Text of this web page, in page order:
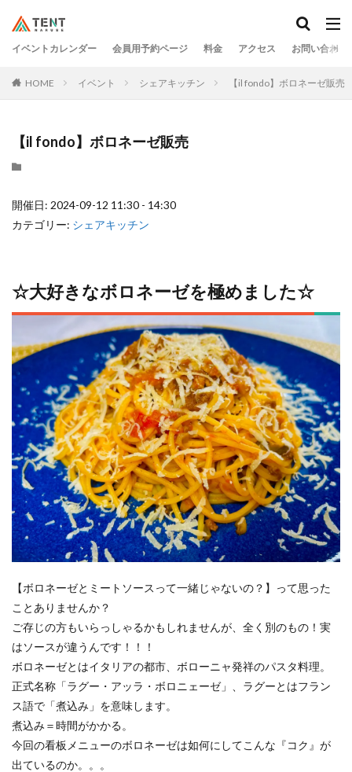
イベントカレンダー 会員用予約ページ 料金 アクセス お問い合わせ
HOME イベント シェアキッチン 【il fondo】ボロネーゼ販売
【il fondo】ボロネーゼ販売
開催日: 2024-09-12 11:30 - 14:30
カテゴリー: シェアキッチン
☆大好きなボロネーゼを極めました☆
【ボロネーゼとミートソースって一緒じゃないの？】って思った
ことありませんか？
ご存じの方もいらっしゃるかもしれませんが、全く別のもの！実
はソースが違うんです！！！
ボロネーゼとはイタリアの都市、ボローニャ発祥のパスタ料理。
正式名称「ラグー・アッラ・ボロニェーゼ」、ラグーとはフラン
ス語で「煮込み」を意味します。
煮込み＝時間がかかる。
今回の看板メニューのボロネーゼは如何にしてこんな『コク』が
出ているのか。。。